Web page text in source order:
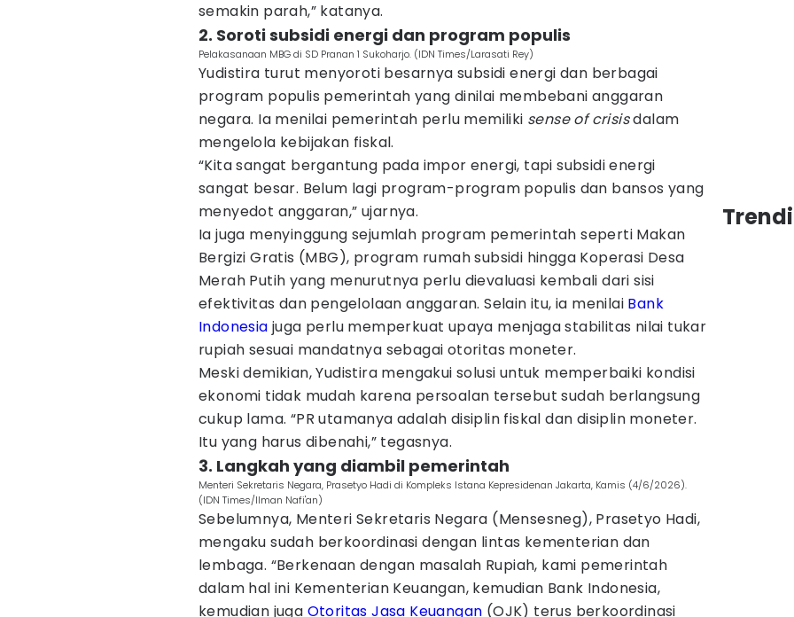
semakin parah,” katanya.
2. Soroti subsidi energi dan program populis
Pelakasanaan MBG di SD Pranan 1 Sukoharjo. (IDN Times/Larasati Rey)
Yudistira turut menyoroti besarnya subsidi energi dan berbagai
program populis pemerintah yang dinilai membebani anggaran
negara. Ia menilai pemerintah perlu memiliki sense of crisisdalam
mengelola kebijakan fiskal.
“Kita sangat bergantung pada impor energi, tapi subsidi energi
sangat besar. Belum lagi program-program populis dan bansos yang
menyedot anggaran,” ujarnya.
Ia juga menyinggung sejumlah program pemerintah seperti Makan
Bergizi Gratis (MBG), program rumah subsidi hingga Koperasi Desa
Merah Putih yang menurutnya perlu dievaluasi kembali dari sisi
efektivitas dan pengelolaan anggaran. Selain itu, ia menilai Bank
Indonesia juga perlu memperkuat upaya menjaga stabilitas nilai tukar
rupiah sesuai mandatnya sebagai otoritas moneter.
Meski demikian, Yudistira mengakui solusi untuk memperbaiki kondisi
ekonomi tidak mudah karena persoalan tersebut sudah berlangsung
cukup lama. “PR utamanya adalah disiplin fiskal dan disiplin moneter.
Itu yang harus dibenahi,” tegasnya.
3. Langkah yang diambil pemerintah
Menteri Sekretaris Negara, Prasetyo Hadi di Kompleks Istana Kepresidenan Jakarta, Kamis (4/6/2026).
(IDN Times/Ilman Nafi'an)
Sebelumnya, Menteri Sekretaris Negara (Mensesneg), Prasetyo Hadi,
mengaku sudah berkoordinasi dengan lintas kementerian dan
lembaga. “Berkenaan dengan masalah Rupiah, kami pemerintah
dalam hal ini Kementerian Keuangan, kemudian Bank Indonesia,
kemudian juga Otoritas Jasa Keuangan (OJK) terus berkoordinasi